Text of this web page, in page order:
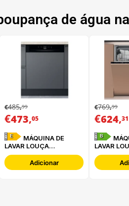
de água
€485,99
€473,05
E
LAVAR LOUÇA
HOTPOINT - HBC
2B+26 BAdicionar
€769,99
€624,31
B
LAVAR